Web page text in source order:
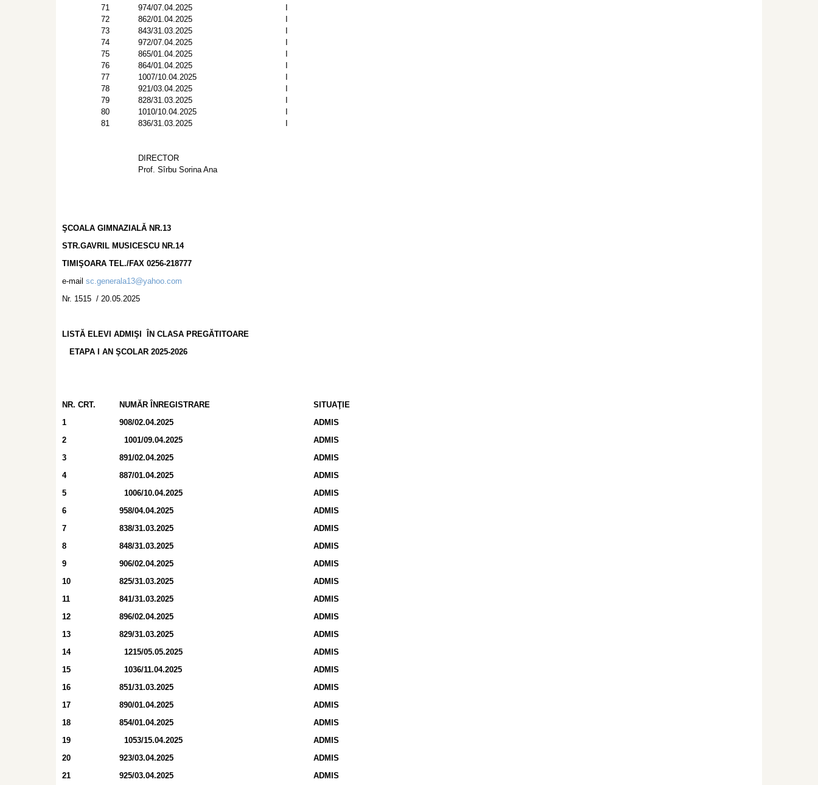
71
974/07.04.2025
72
862/01.04.2025
73
843/31.03.2025
74
972/07.04.2025
75
865/01.04.2025
76
864/01.04.2025
77
1007/10.04.2025
78
921/03.04.2025
79
828/31.03.2025
80
1010/10.04.2025
81
836/31.03.2025
DIRECTOR
Prof. Sîrbu Sorina Ana
ŞCOALA GIMNAZIALǍ NR.13
STR.GAVRIL MUSICESCU NR.14
TIMIŞOARA TEL./FAX 0256-218777
e-mail sc.generala13@yahoo.com
Nr. 1515 / 20.05.2025
LISTĂ ELEVI ADMIŞI ÎN CLASA PREGĂTITOARE
ETAPA I AN ŞCOLAR 2025-2026
NR. CRT. NUMĂR ÎNREGISTRARE
SITUAŢIE
1
908/02.04.2025
ADMIS
2
1001/09.04.2025
ADMIS
3
891/02.04.2025
ADMIS
4
887/01.04.2025
ADMIS
5
1006/10.04.2025
ADMIS
6
958/04.04.2025
ADMIS
7
838/31.03.2025
ADMIS
8
848/31.03.2025
ADMIS
9
906/02.04.2025
ADMIS
10
825/31.03.2025
ADMIS
11
841/31.03.2025
ADMIS
12
896/02.04.2025
ADMIS
13
829/31.03.2025
ADMIS
14
1215/05.05.2025
ADMIS
15
1036/11.04.2025
ADMIS
16
851/31.03.2025
ADMIS
17
890/01.04.2025
ADMIS
18
854/01.04.2025
ADMIS
19
1053/15.04.2025
ADMIS
20
923/03.04.2025
ADMIS
21
925/03.04.2025 ADMIS